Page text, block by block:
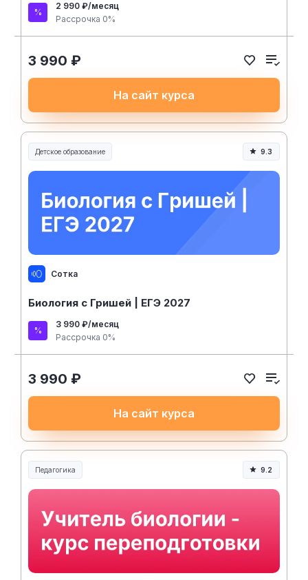
2 990 ₽/месяц
Рассрочка 0%
3 990 ₽
На сайт курса
Детское образование 9.3
Сотка
Биология с Гришей | ЕГЭ 2027
3 990 ₽/месяц
Рассрочка 0%
3 990 ₽
На сайт курса
Педагогика
Образование и педагогика
9.2